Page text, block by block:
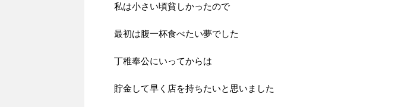
私は小さい頃貧しかったので
最初は腹一杯食べたい夢でした
丁稚奉公にいってからは
貯金して早く店を持ちたいと思いました